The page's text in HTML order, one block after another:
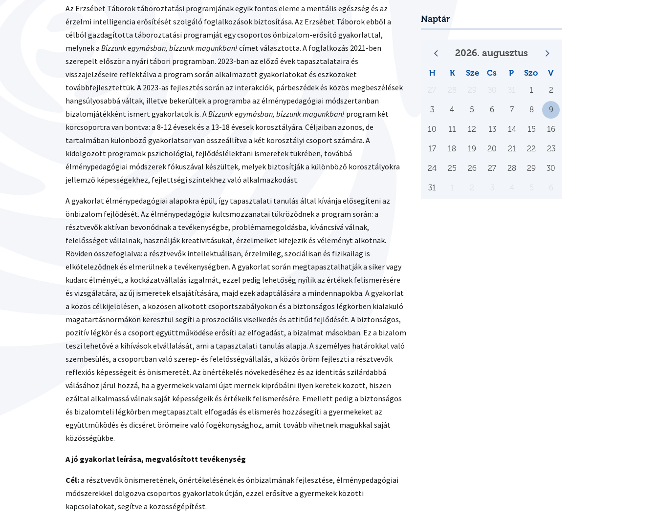
Az Erzsébet Táborok táboroztatási programjának egyik fontos eleme a mentális egészség és az
érzelmi intelligencia erősítését szolgáló foglalkozások biztosítása. Az Erzsébet Táborok ebből a
célból gazdagította táboroztatási programját egy csoportos önbizalom-erősítő gyakorlattal,
melynek aBízzunk egymásban, bízzunk magunkban! címet választotta. A foglalkozás 2021-ben
szerepelt először a nyári tábori programban. 2023-ban az előző évek tapasztalataira és
visszajelzéseire reflektálva a program során alkalmazott gyakorlatokat és eszközöket
továbbfejlesztettük. A 2023-as fejlesztés során az interakciók, párbeszédek és közös megbeszélések
hangsúlyosabbá váltak, illetve bekerültek a programba az élménypedagógiai módszertanban
bizalomjátékként ismert gyakorlatok is. ABízzunk egymásban, bízzunk magunkban! program két
korcsoportra van bontva: a 8-12 évesek és a 13-18 évesek korosztályára. Céljaiban azonos, de
tartalmában különböző gyakorlatsor van összeállítva a két korosztályi csoport számára. A
kidolgozott programok pszichológiai, fejlődéslélektani ismeretek tükrében, továbbá
élménypedagógiai módszerek fókuszával készültek, melyek biztosítják a különböző korosztályokra
jellemző képességekhez, fejlettségi szintekhez való alkalmazkodást.
A gyakorlat élménypedagógiai alapokra épül, így tapasztalati tanulás által kívánja elősegíteni az
önbizalom fejlődését. Az élménypedagógia kulcsmozzanatai tükröződnek a program során: a
résztvevők aktívan bevonódnak a tevékenységbe, problémamegoldásba, kíváncsivá válnak,
felelősséget vállalnak, használják kreativitásukat, érzelmeiket kifejezik és véleményt alkotnak.
Röviden összefoglalva: a résztvevők intellektuálisan, érzelmileg, szociálisan és fizikailag is
elköteleződnek és elmerülnek a tevékenységben. A gyakorlat során megtapasztalhatják a siker vagy
kudarc élményét, a kockázatvállalás izgalmát, ezzel pedig lehetőség nyílik az értékek felismerésére
és vizsgálatára, az új ismeretek elsajátítására, majd ezek adaptálására a mindennapokba. A gyakorlat
a közös célkijelölésen, a közösen alkotott csoportszabályokon és a biztonságos légkörben kialakuló
magatartásnormákon keresztül segíti a proszociális viselkedés és attitűd fejlődését. A biztonságos,
pozitív légkör és a csoport együttműködése erősíti az elfogadást, a bizalmat másokban. Ez a bizalom
teszi lehetővé a kihívások elvállalását, ami a tapasztalati tanulás alapja. A személyes határokkal való
szembesülés, a csoportban való szerep- és felelősségvállalás, a közös öröm fejleszti a résztvevők
reflexiós képességeit és önismeretét. Az önértékelés növekedéséhez és az identitás szilárdabbá
válásához járul hozzá, ha a gyermekek valami újat mernek kipróbálni ilyen keretek között, hiszen
ezáltal alkalmassá válnak saját képességeik és értékeik felismerésére. Emellett pedig a biztonságos
és bizalomteli légkörben megtapasztalt elfogadás és elismerés hozzásegíti a gyermekeket az
együttműködés és dicséret örömeire való fogékonysághoz, amit tovább vihetnek magukkal saját
közösségükbe.
A jó gyakorlat leírása, megvalósított tevékenység
Cél:a résztvevők önismeretének, önértékelésének és önbizalmának fejlesztése, élménypedagógiai
módszerekkel dolgozva csoportos gyakorlatok útján, ezzel erősítve a gyermekek közötti
kapcsolatokat, segítve a közösségépítést.
Naptár
2026. augusztus
H K Sze Cs P Szo V
1 2
3 4 5 6 7 8 9
10 11 12 13 14 15 16
17 18 19 20 21 22 23
24 25 26 27 28 29 30
31